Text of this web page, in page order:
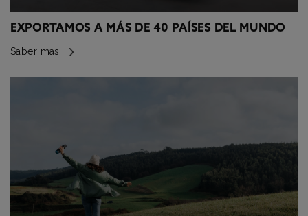
EXPORTAMOS A MÁS DE 40 PAÍSES DEL MUNDO
Saber mas